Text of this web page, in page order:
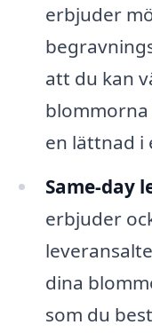
erbjuder
att du kan
en lättnad i
Same-day
erbjuder
dina
som du